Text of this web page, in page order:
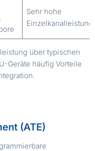
Sehr hohe
Einzelkanalleistung
über typischen
Geräte häufig Vorteile
(ATE)